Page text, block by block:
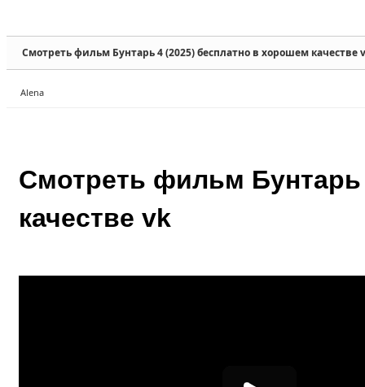
Смотреть фильм Бунтарь 4 (2025) бесплатно в хорошем качестве
Alena
Смотреть фильм
качестве vk
Sketchbook5, 스케치북5
Sketchbook5, 스케치북5
Sketchbook5, 스케치북5
Sketchbook5, 스케치북5